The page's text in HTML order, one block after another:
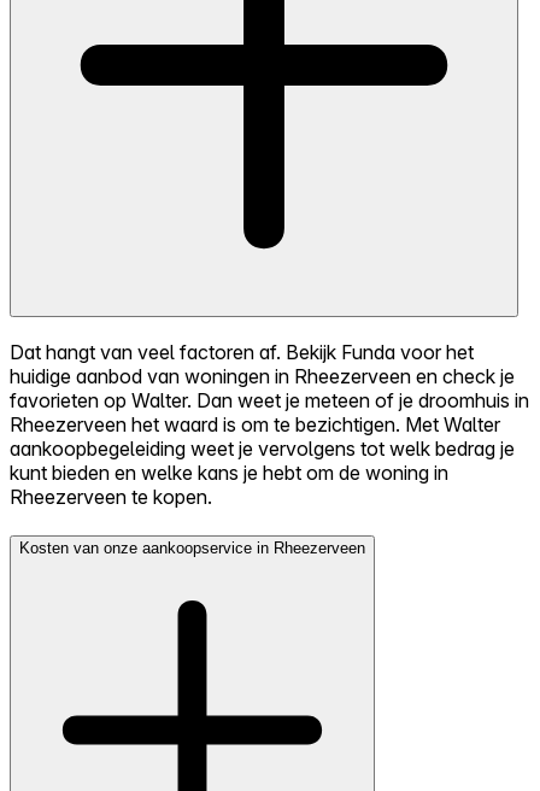
Dat hangt van veel factoren af. Bekijk Funda voor het
huidige aanbod van woningen in Rheezerveen en check je
favorieten op Walter. Dan weet je meteen of je droomhuis in
Rheezerveen het waard is om te bezichtigen. Met Walter
aankoopbegeleiding weet je vervolgens tot welk bedrag je
kunt bieden en welke kans je hebt om de woning in
Rheezerveen te kopen.
Kosten van onze aankoopservice in Rheezerveen